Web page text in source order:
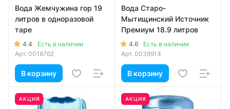
Вода Жемчужина гор 19
литров в одноразовой
таре
4.4
Есть в наличии
Арт. 0018762
В корзину
Вода Старо-
Мытищинский Источник
Премиум 18.9 литров
4.6
Есть в наличии
Арт. 0038914
В корзину
АКЦИЯ АКЦИЯ